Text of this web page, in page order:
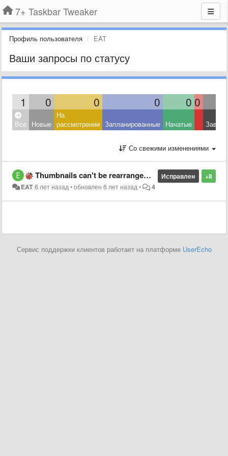
7+ Taskbar Tweaker
Профиль пользователя EAT
Ваши запросы по статусу
1 0 0 0 0 0
Все Новые
На
рассмотрении Запланированные Начатые
Со свежими изменениями
+8
Исправлен
Thumbnails can't be rearranged within a group as of Windows update 10.0.19041.
EAT6 лет назад•обновлен6 лет назад• 4
Сервис поддержки клиентов работает на платформе UserEcho